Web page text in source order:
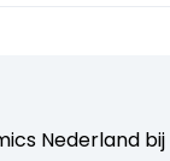
Nederland bij